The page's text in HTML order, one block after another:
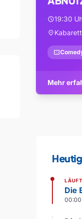
schedule19:30
location_on
confirmation_number
Mehr
Die